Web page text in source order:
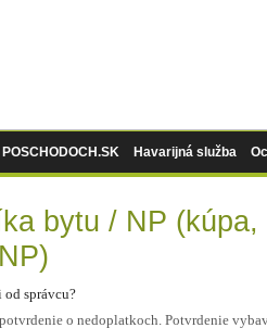
POSCHODOCH.SK Havarijná služba
bytu / NP (kúpa,
správcu?
o nedoplatkoch.Potvrdenie